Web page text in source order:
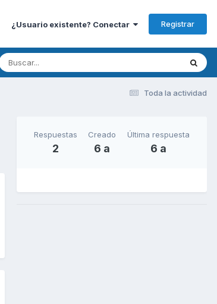
¿Usuario existente? Conectar Registrar
Toda la actividad
Respuestas
2
Creado
6 a
Última respuesta
6 a